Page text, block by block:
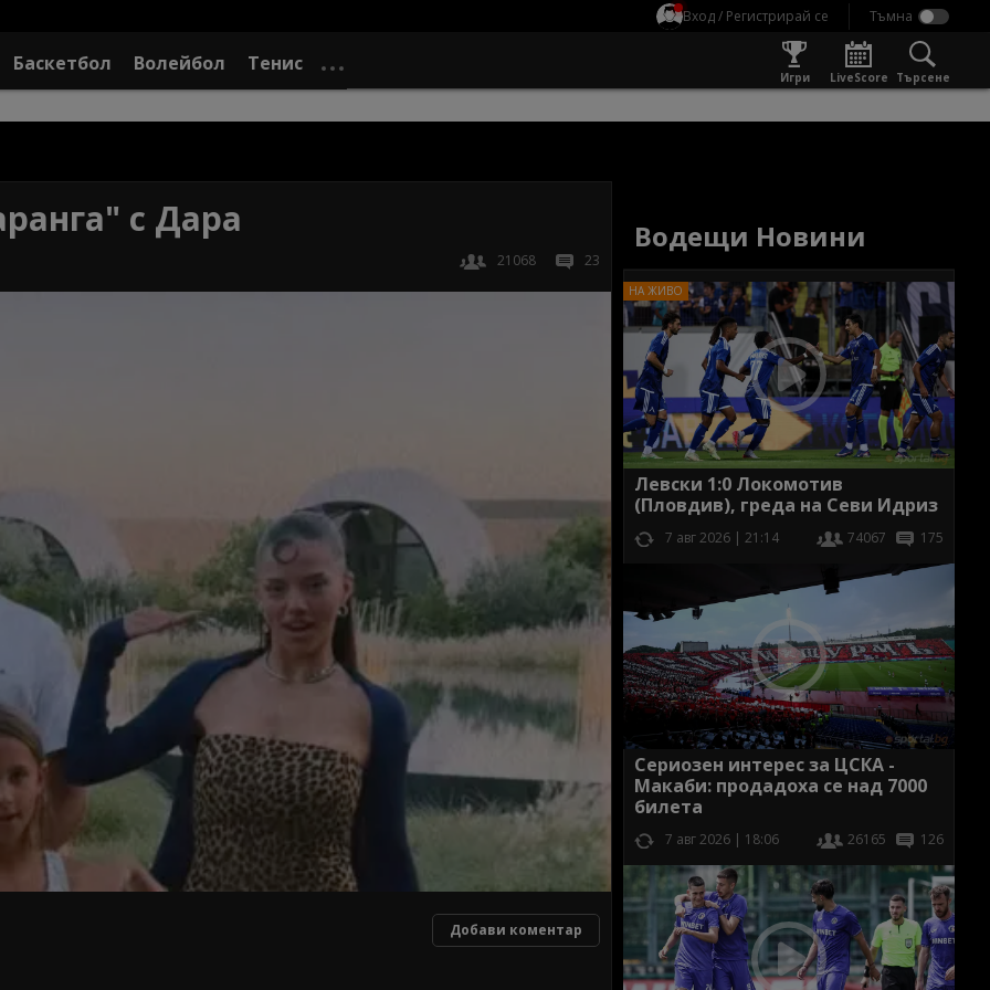
Вход / Регистрирай се
Баскетбол Волейбол Тенис
Игри LiveScore Търсене
с Дара
21068 23
Добави коментар
Водещи Новини
Левски 1:0 Локомотив
(Пловдив), греда на Севи Идриз
7 авг 2026 | 21:14 74067 175
Сериозен интерес за ЦСКА -
Макаби: продадоха се над 7000
билета
7 авг 2026 | 18:06 26165 126